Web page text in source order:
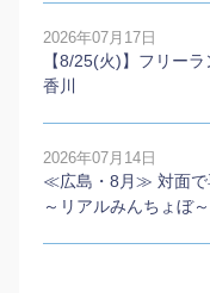
2026年07月17日
【8/25(火)】フリー
香川
2026年07月14日
≪広島・8月≫ 対面で
～リアルみんちょぼ～